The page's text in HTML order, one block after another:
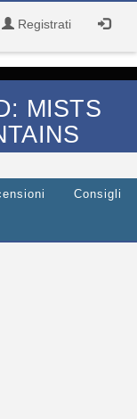
Registrati
MISTS
Consigli